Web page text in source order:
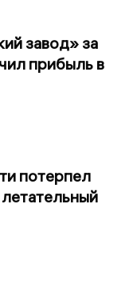
завод» за
прибыль в
потерпел